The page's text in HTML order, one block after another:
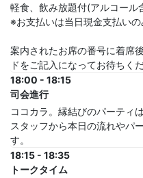
軽食、飲み放題付(アルコール
※お支払いは当日現金支払いの
案内されたお席の番号に着席
ドをご記入になってお待ちくだ
18:00 - 18:15
司会進行
ココカラ。縁結びのパーティ
スタッフから本日の流れやパ
す。
18:15 - 18:35
トークタイム